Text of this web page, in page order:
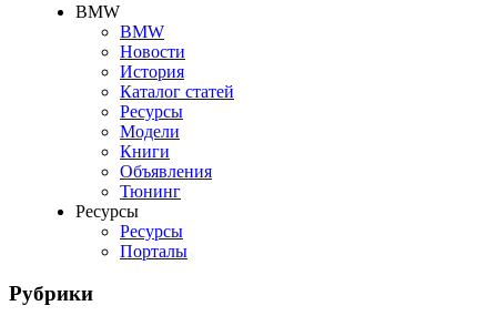
BMW
BMW
Новости
История
Каталог статей
Ресурсы
Модели
Книги
Объявления
Тюнинг
Ресурсы
Ресурсы
Порталы
Рубрики